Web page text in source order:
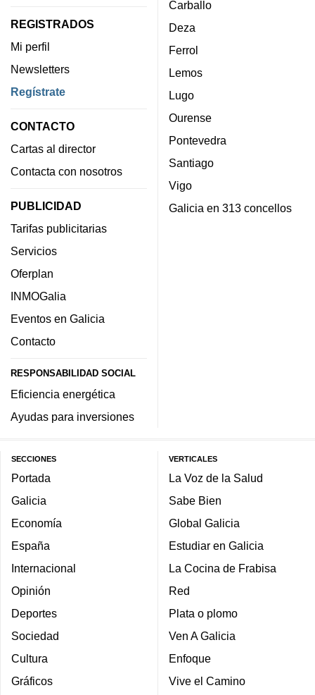
REGISTRADOS
Mi perfil
Newsletters
Regístrate
CONTACTO
Cartas al director
Contacta con nosotros
PUBLICIDAD
Tarifas publicitarias
Servicios
Oferplan
INMOGalia
Eventos en Galicia
Contacto
RESPONSABILIDAD SOCIAL
Eficiencia energética
Ayudas para inversiones
Carballo
Deza
Ferrol
Lemos
Lugo
Ourense
Pontevedra
Santiago
Vigo
Galicia en 313 concellos
SECCIONES
Portada
Galicia
Economía
España
Internacional
Opinión
Deportes
Sociedad
Cultura
Gráficos
VERTICALES
La Voz de la Salud
Sabe Bien
Global Galicia
Estudiar en Galicia
La Cocina de Frabisa
Red
Plata o plomo
Ven A Galicia
Enfoque
Vive el Camino